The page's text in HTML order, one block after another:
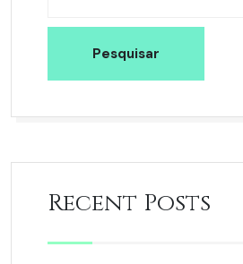
Pesquisar
Recent Posts